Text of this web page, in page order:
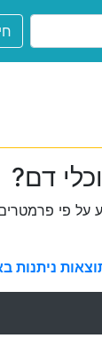
דם?
על פי
ניתנות